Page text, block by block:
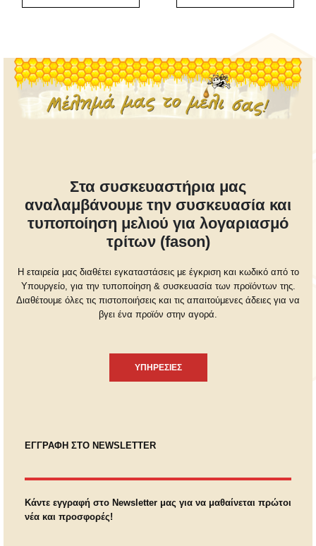
Στα συσκευαστήρια μας
αναλαμβάνουμε την συσκευασία και
τυποποίηση μελιού για λογαριασμό
τρίτων (fason)
Η εταιρεία μας διαθέτει εγκαταστάσεις με έγκριση και κωδικό από το
Υπουργείο, για την τυποποίηση & συσκευασία των προϊόντων της.
Διαθέτουμε όλες τις πιστοποιήσεις και τις απαιτούμενες άδειες για να
βγει ένα προϊόν στην αγορά.
ΥΠΗΡΕΣΙΕΣ
ΕΓΓΡΑΦΗ ΣΤΟ NEWSLETTER
Κάντε εγγραφή στο Newsletter μας για να μαθαίνεται πρώτοι
νέα και προσφορές!